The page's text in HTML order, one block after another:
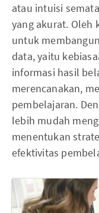
atau intuisi
yang akurat. Oleh
untuk
data, yaitu
informasi hasil
merencanakan,
pembelajaran.
lebih mudah
menentukan
efektivitas